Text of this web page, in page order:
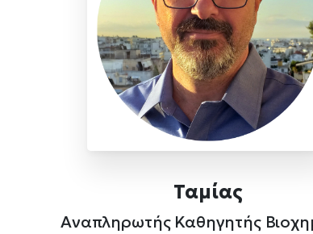
Ταμίας
Αναπληρωτής Καθηγητής